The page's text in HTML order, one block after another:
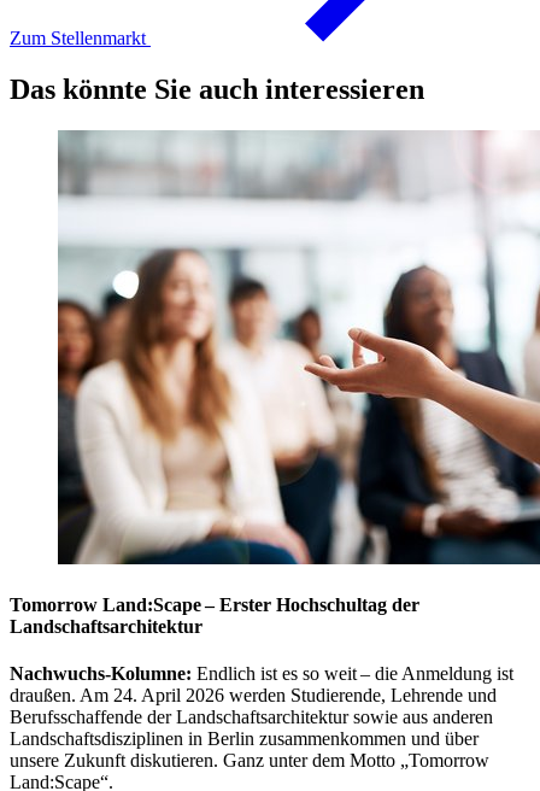
Zum Stellenmarkt
Das könnte Sie auch interessieren
Tomorrow Land:Scape – Erster Hochschultag der
Landschaftsarchitektur
Nachwuchs-Kolumne: Endlich ist es so weit – die Anmeldung ist
draußen. Am 24. April 2026 werden Studierende, Lehrende und
Berufsschaffende der Landschaftsarchitektur sowie aus anderen
Landschaftsdisziplinen in Berlin zusammenkommen und über
unsere Zukunft diskutieren. Ganz unter dem Motto „Tomorrow
Land:Scape“.